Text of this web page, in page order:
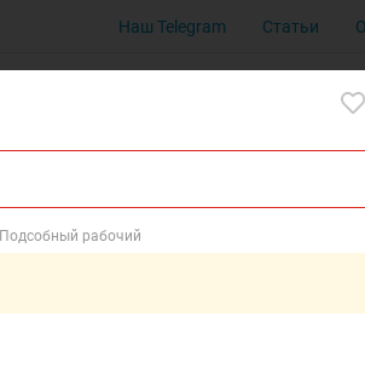
Наш Telegram Статьи
Подсобный рабочий